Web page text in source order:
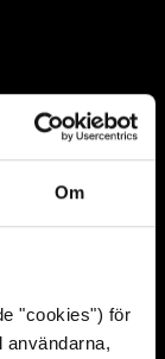
Om
"cookies") för
användarna,